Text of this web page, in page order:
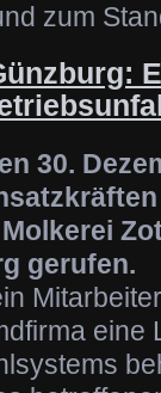
zum
30.
gerufen.
eine